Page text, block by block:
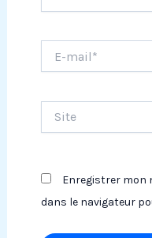
mail*
Enregistrer mon
dans le navigateur